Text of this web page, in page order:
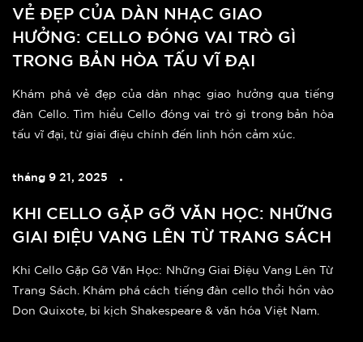
VẺ ĐẸP CỦA DÀN NHẠC GIAO
HƯỞNG: CELLO ĐÓNG VAI TRÒ GÌ
TRONG BẢN HÒA TẤU VĨ ĐẠI
Khám phá vẻ đẹp của dàn nhạc giao hưởng qua tiếng
đàn Cello. Tìm hiểu Cello đóng vai trò gì trong bản hòa
tấu vĩ đại, từ giai điệu chính đến linh hồn cảm xúc.
tháng 9 21, 2025
KHI CELLO GẶP GỠ VĂN HỌC: NHỮNG
GIAI ĐIỆU VANG LÊN TỪ TRANG SÁCH
Khi Cello Gặp Gỡ Văn Học: Những Giai Điệu Vang Lên Từ
Trang Sách. Khám phá cách tiếng đàn cello thổi hồn vào
Don Quixote, bi kịch Shakespeare & văn hóa Việt Nam.